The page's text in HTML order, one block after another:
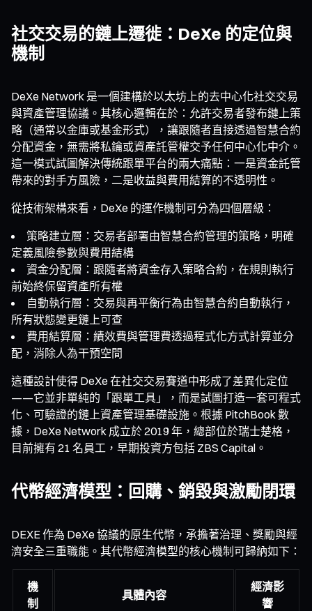
社交交易的鏈上遷徙：DeXe 的定位與
機制
DeXe Network 是一個建構於以太坊上的去中心化社交交易
與資產管理協議。其核心邏輯在於：允許交易者發布鏈上策
略（通常以金庫或基金形式），讓跟隨者直接透過智慧合約
分配資金，無需將私鑰或資產託管權交予任何中心化中介。
這一模式試圖解決傳統跟單平台的兩大痛點：一是資金託管
帶來的對手方風險，二是收益與費用結算的不透明性。
從技術架構來看，DeXe 的運作機制可分為四個層級：
策略建立層：交易者部署由智慧合約管理的策略，明確
定義風險參數與費用結構
資金分配層：跟隨者將資金存入策略合約，在規則執行
前始終保留資產所有權
自動執行層：交易與再平衡行為由智慧合約自動執行，
所有狀態變更鏈上可查
費用結算層：績效費與管理費透過程式化方式計算並分
配，消除人為干預空間
這種設計使得 DeXe 在社交交易賽道中形成了差異化定位
——它並非單純的「跟單工具」，而是試圖打造一套可程式
化、可驗證的鏈上資產管理基礎設施。根據 PitchBook 數
據，DeXe Network 成立於 2019 年，總部位於瑞士楚格，
目前擁有 21 名員工，早期投資方包括 ZBS Capital。
代幣經濟模型：回購、銷毀與激勵閉環
DEXE 作為 DeXe 協議的原生代幣，承擔著治理、獎勵與經
濟安全三重職能。其代幣經濟模型的核心機制可歸納如下：
機
制
具體內容
經濟影
響